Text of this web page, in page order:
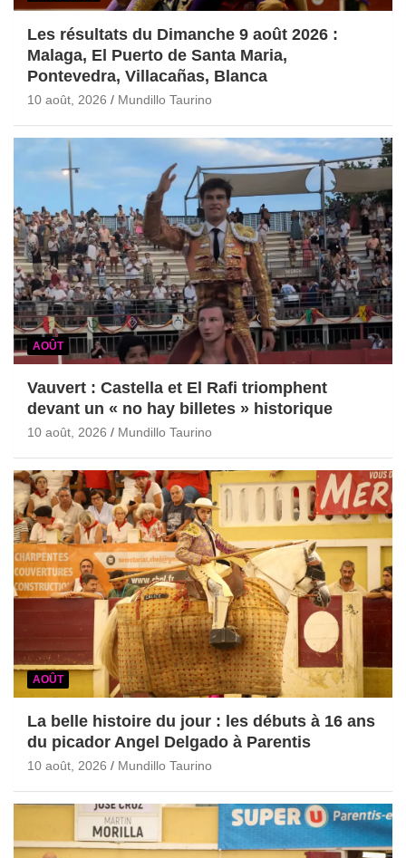
Les résultats du Dimanche 9 août 2026 :
Malaga, El Puerto de Santa Maria,
Pontevedra, Villacañas, Blanca
10 août, 2026 Mundillo Taurino
AOÛT
Vauvert : Castella et El Rafi triomphent
devant un « no hay billetes » historique
10 août, 2026 Mundillo Taurino
AOÛT
La belle histoire du jour : les débuts à 16 ans
du picador Angel Delgado à Parentis
10 août, 2026 Mundillo Taurino